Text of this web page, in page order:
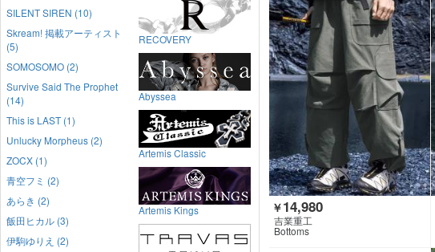
￥14,980
吉業重工
Bottoms
SILENT SIREN (10)
Skream! 掲載アーティスト
(5)
SOMOSOMO (2)
Survive Said The Prophet
(14)
This is LAST (1)
Unlucky Morpheus (2)
ZOCX (1)
青空フミ (2)
あらき (2)
飯田ヒカル (3)
伊駒ゆりえ (2)
RECOVERY
Abyssea
Artemis Classic
Artemis Kings